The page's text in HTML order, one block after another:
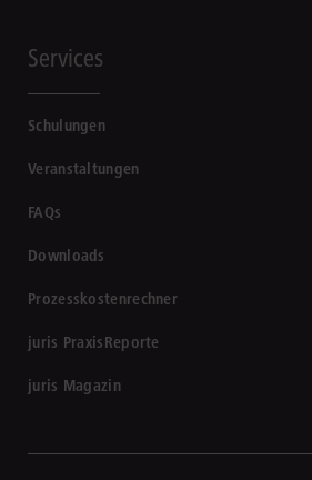
Services
Schulungen
Veranstaltungen
FAQs
Downloads
Prozesskostenrechner
juris PraxisReporte
juris Magazin